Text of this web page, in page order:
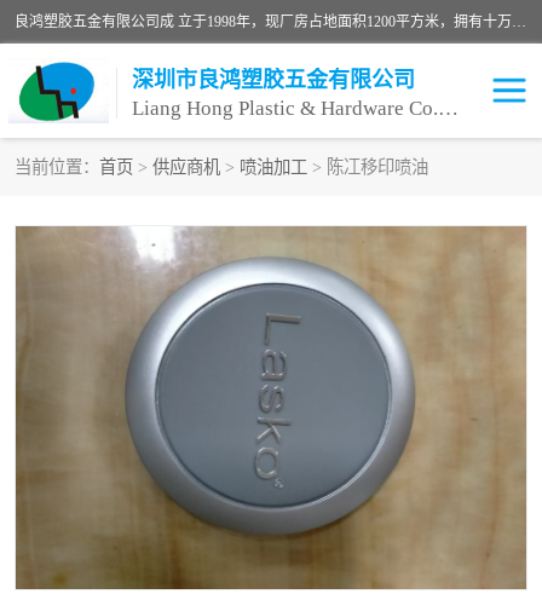
良鸿塑胶五金有限公司成 立于1998年，现厂房占地面积1200平方米，拥有十万级无尘车间，自动喷涂线1条，手动喷涂线2条，丝印移印滚印烫印拉线1条，本公司自建厂以来一直 以“顾客、品质、服务三个第一”为原则，从来货到处理、喷漆、烘烤、品检、包装等每一道工序都严格把持质量关，竭诚为广大朋友、客户服务。现如今已深得广 大客户信赖。
深圳市良鸿塑胶五金有限公司
Liang Hong Plastic & Hardware Co. Ltd
当前位置： 首页 > 供应商机 > 喷油加工 > 陈冮移印喷油
塑胶外壳喷油 五金外壳喷油